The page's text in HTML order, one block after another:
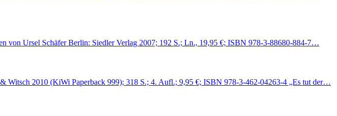
von Ursel Schäfer Berlin: Siedler Verlag 2007; 192 S.; Ln., 19,95 €; ISBN 978-3-88680-884-7…
Witsch 2010 (KiWi Paperback 999); 318 S.; 4. Aufl.; 9,95 €; ISBN 978-3-462-04263-4 „Es tut der…